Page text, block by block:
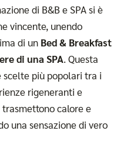
di B&B e SPA si è
vincente, unendo
di un Bed & Breakfast
di una SPA. Questa
più popolari tra i
rigeneranti e
calore e
una sensazione di vero